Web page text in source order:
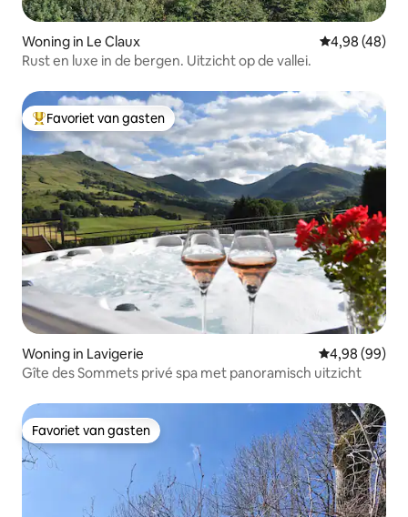
Woning in Le Claux Gemiddelde
4,98 (48)
Rust en luxe in de bergen. Uitzicht op de vallei.
Topfavoriet van gasten
Favoriet van gasten
Woning in Lavigerie Gemiddelde
4,98 (99)
Gîte des Sommets privé spa met panoramisch uitzicht
Favoriet van gasten
Favoriet van gasten